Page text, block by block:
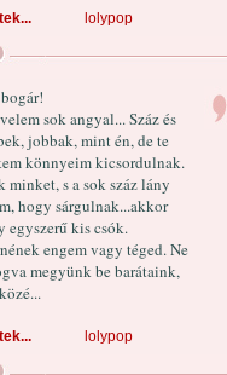
lolypop
sok angyal... Száz és
jobbak, mint én, de te
könnyeim kicsordulnak.
s a sok száz lány
hogy sárgulnak...akkor
egyszerű kis csók.
engem vagy téged. Ne
megyünk be barátaink,
lolypop